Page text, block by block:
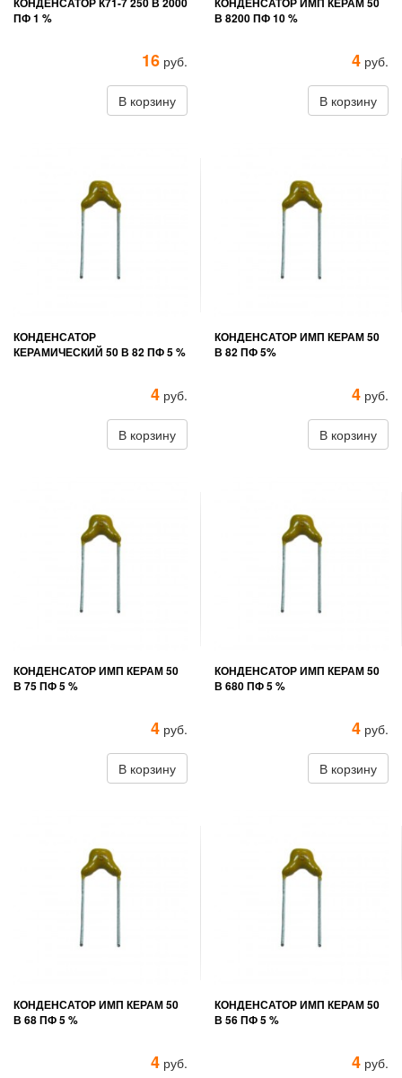
ПФ 1 %
16 руб.
В корзину
В 8200 ПФ 10 %
4 руб.
В корзину
КОНДЕНСАТОР
КЕРАМИЧЕСКИЙ 50 В 82 ПФ 5 %
4 руб.
В корзину
КОНДЕНСАТОР ИМП КЕРАМ 50
В 82 ПФ 5%
4 руб.
В корзину
КОНДЕНСАТОР ИМП КЕРАМ 50
В 75 ПФ 5 %
4 руб.
В корзину
КОНДЕНСАТОР ИМП КЕРАМ 50
В 680 ПФ 5 %
4 руб.
В корзину
КОНДЕНСАТОР ИМП КЕРАМ 50
В 68 ПФ 5 %
4 руб.
КОНДЕНСАТОР ИМП КЕРАМ 50
В 56 ПФ 5 %
4 руб.